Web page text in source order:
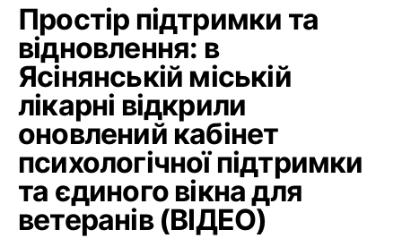
Простір підтримки та
відновлення: в
Ясінянській міській
лікарні відкрили
оновлений кабінет
психологічної підтримки
та єдиного вікна для
ветеранів (ВІДЕО)